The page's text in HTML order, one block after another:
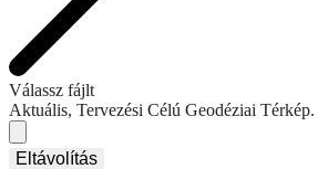
Válassz fájlt
Aktuális, Tervezési Célú Geodéziai Térkép.
Eltávolítás